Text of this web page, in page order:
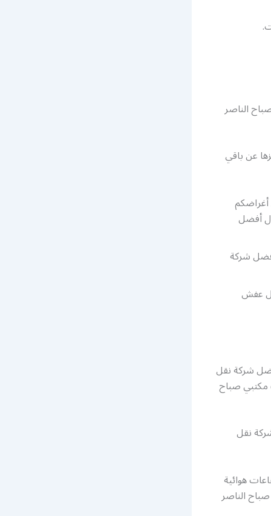
الناصر
عن باقي
أفضل
شركة
عفش
شركة نقل
مكتبي صباح
نقل
هوائية
الناصر